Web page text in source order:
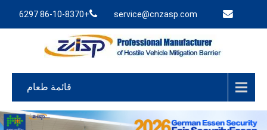
service@cnzasp.com
+86-10-8370 6297
قائمة طعام